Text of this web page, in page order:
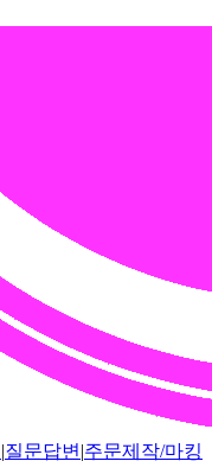
|질문답변 |주문제작/마킹